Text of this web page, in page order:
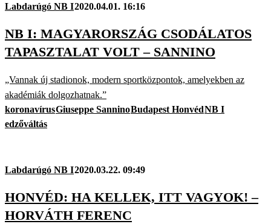
Labdarúgó NB I2020.04.01. 16:16
NB I: MAGYARORSZÁG CSODÁLATOS
TAPASZTALAT VOLT – SANNINO
„Vannak új stadionok, modern sportközpontok, amelyekben az
akadémiák dolgozhatnak.”
koronavírusGiuseppe SanninoBudapest HonvédNB I
edzőváltás
Labdarúgó NB I2020.03.22. 09:49
HONVÉD: HA KELLEK, ITT VAGYOK! –
HORVÁTH FERENC